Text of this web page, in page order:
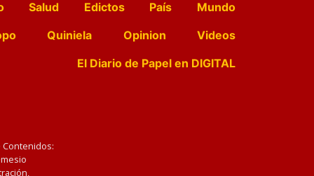
Salud Edictos País
Mundo
Quiniela Opinion
Videos
El Diario de Papel en DIGITAL